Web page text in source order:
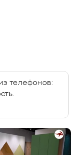
телефонов: